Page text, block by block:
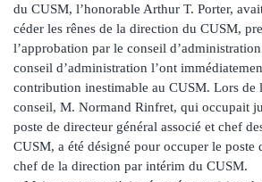
du CUSM, l’honorable Arthur T. Porter,
céder les rênes de la direction du CUSM,
l’approbation par le conseil
conseil d’administration l’ont
contribution inestimable au CUSM. Lors de
conseil, M. Normand Rinfret, qui occupait
poste de directeur général associé et chef
CUSM, a été désigné pour occuper le poste
chef de la direction par intérim du CUSM.